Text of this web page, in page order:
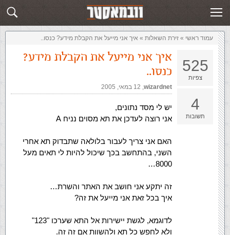
שלח תשובה זירת השאלות
עמוד ראשי » ‏זירת השאלות‏ » איך אני מייעל את הקבלת מידע? כנסו..
525
צפיות
4
תשובות
איך אני מייעל את הקבלת מידע?
כנסו..
wizardnet
,‏ 12 במאי, 2005
יש לי מסד נתונים,
אני רוצה לעדכן את תא מסוים נניח A
האם אני צריך לעבור בלולאה שתבדוק תא אחרי
השני, בהתחשב בכך שיכול להיות לי תאים מעל
8000…
זה יתקע אני חושב את האתר והשרת…
איך בכל זאת אני מייעל את זה?
לדוגמא, לגשת יישירות אל התא שערכו "123"
ולא לחפש כל תא ולהשוות אם זה זה.